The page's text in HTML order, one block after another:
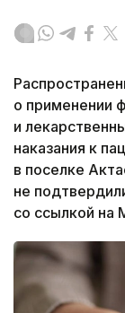
о применении
и
наказания к
в поселке
не
со ссылкой на